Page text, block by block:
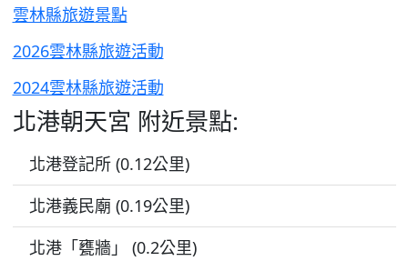
雲林縣旅遊景點
2026雲林縣旅遊活動
2024雲林縣旅遊活動
北港朝天宮 附近景點:
北港登記所 (0.12公里)
北港義民廟 (0.19公里)
北港「甕牆」 (0.2公里)